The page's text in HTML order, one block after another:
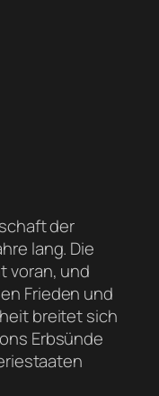
der
lang. Die
voran, und
Frieden und
breitet sich
Erbsünde